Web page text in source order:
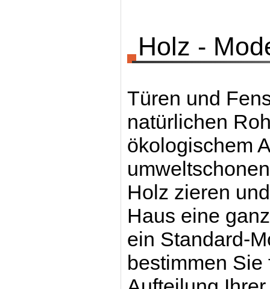
Holz -
Türen und
natürlichen
ökologischem
Holz zieren
Haus eine
ein Standard-
bestimmen